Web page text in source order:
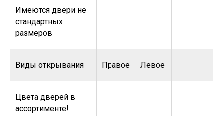
Имеются двери не
стандартных
размеров
Виды открывания Правое Левое
Цвета дверей в
ассортименте!